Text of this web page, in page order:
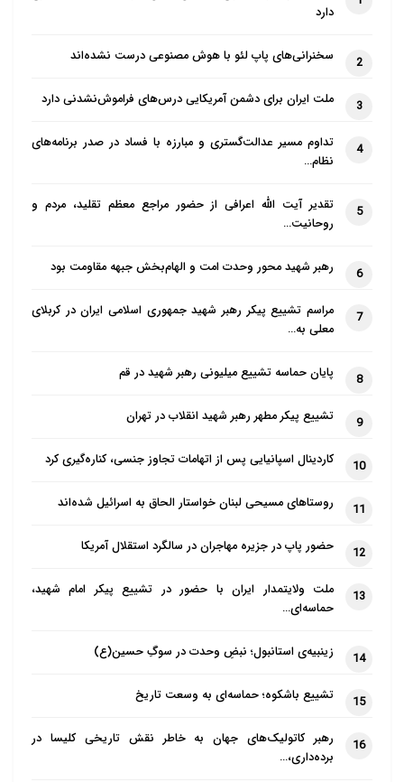
دارد
2 سخنرانی‌های پاپ لئو با هوش مصنوعی درست نشده‌اند
3 ملت ایران برای دشمن آمریکایی درس‌های فراموش‌نشدنی دارد
4
تداوم مسیر عدالت‌گستری و مبارزه با فساد در صدر برنامه‌های
نظام…
5
تقدیر آیت الله اعرافی از حضور مراجع معظم تقلید، مردم و
روحانیت…
6 رهبر شهید محور وحدت امت و الهام‌بخش جبهه مقاومت بود
7
مراسم تشییع پیکر رهبر شهید جمهوری اسلامی ایران در کربلای
معلی به…
8 پایان حماسه تشییع میلیونی رهبر شهید در قم
9 تشییع پیکر مطهر رهبر شهید انقلاب در تهران
10 کاردینال اسپانیایی پس از اتهامات تجاوز جنسی، کناره‌گیری کرد
11 روستاهای مسیحی لبنان خواستار الحاق به اسرائیل شده‌اند
12 حضور پاپ در جزیره مهاجران در سالگرد استقلال آمریکا
13
ملت ولایتمدار ایران با حضور در تشییع پیکر امام شهید،
حماسه‌ای…
14 زینبیه‌ی استانبول؛ نبضِ وحدت در سوگِ حسین(ع)
15 تشییع باشکوه؛ حماسه‌ای به وسعت تاریخ
16
رهبر کاتولیک‌های جهان به خاطر نقش تاریخی کلیسا در
برده‌داری،…